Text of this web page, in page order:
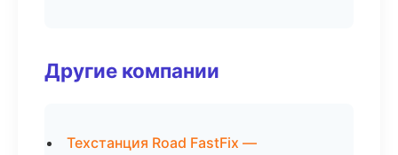
Другие компании
Техстанция Road FastFix —